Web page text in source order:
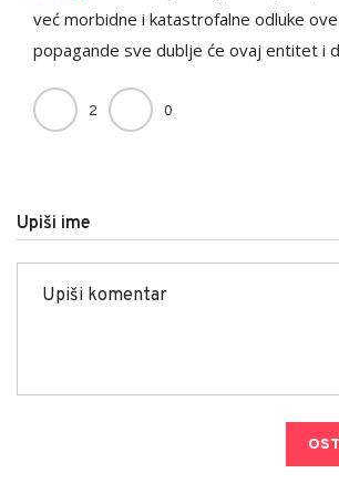
već morbidne i katastrofalne odluke
popagande sve dublje će ovaj entitet i
2 0
Upiši ime